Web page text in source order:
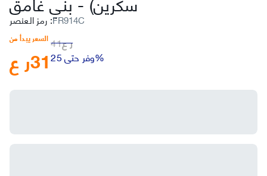
:FR914C
السعر يبدأ من
ر ع31
ر ع41
وفر حتى 25%